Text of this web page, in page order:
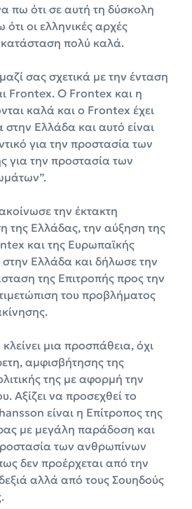
πω ότι σε αυτή τη δύσκολη
οι ελληνικές αρχές
κατάσταση πολύ καλά.
σας σχετικά με την ένταση
Frontex. Ο Frontex και η
καλά και ο Frontex έχει
στην Ελλάδα και αυτό είναι
για την προστασία των
για την προστασία των
την έκτακτη
της Ελλάδας, την αύξηση της
και της Ευρωπαϊκής
Ελλάδα και δήλωσε την
της Επιτροπής προς την
του προβλήματος
μια προσπάθεια, όχι
αμφισβήτησης της
της με αφορμή την
Αξίζει να προσεχθεί το
είναι η Επίτροπος της
με μεγάλη παράδοση και
των ανθρωπίνων
δεν προέρχεται από την
αλλά από τους Σουηδούς